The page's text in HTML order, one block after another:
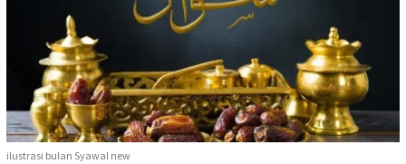
ilustrasi bulan Syawal new